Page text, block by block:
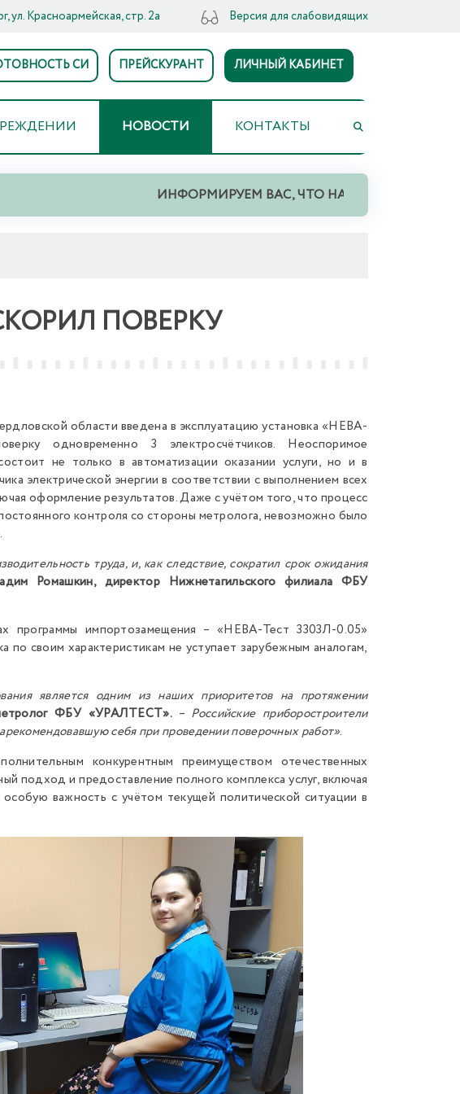
ул. Красноармейская, стр. 2а Версия для слабовидящих
СИ ПРЕЙСКУРАНТ ЛИЧНЫЙ КАБИНЕТ
НОВОСТИ КОНТАКТЫ
ИНФОРМИРУЕМ ВАС, ЧТО НА ТЕРРИТОРИИ
ПОВЕРКУ
области введена в эксплуатацию установка «НЕВА-
одновременно 3 электросчётчиков. Неоспоримое
не только в автоматизации оказании услуги, но и в
электрической энергии в соответствии с выполнением всех
оформление результатов. Даже с учётом того, что процесс
контроля со стороны метролога, невозможно было
труда, и, как следствие, сократил срок ожидания
Ромашкин, директор Нижнетагильского филиала ФБУ
программы импортозамещения – «НЕВА-Тест 3303Л-0.05»
по своим характеристикам не уступает зарубежным аналогам,
является одним из наших приоритетов на протяжении
ФБУ «УРАЛТЕСТ».– Российские приборостроители
себя при проведении поверочных работ».
конкурентным преимуществом отечественных
подход и предоставление полного комплекса услуг, включая
важность с учётом текущей политической ситуации в